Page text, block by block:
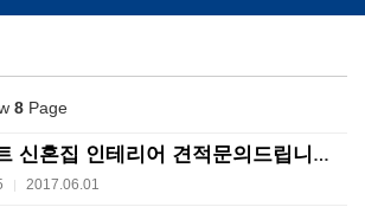
8 Page
신혼집 인테리어 견적문의드립니다.
| 2017.06.01